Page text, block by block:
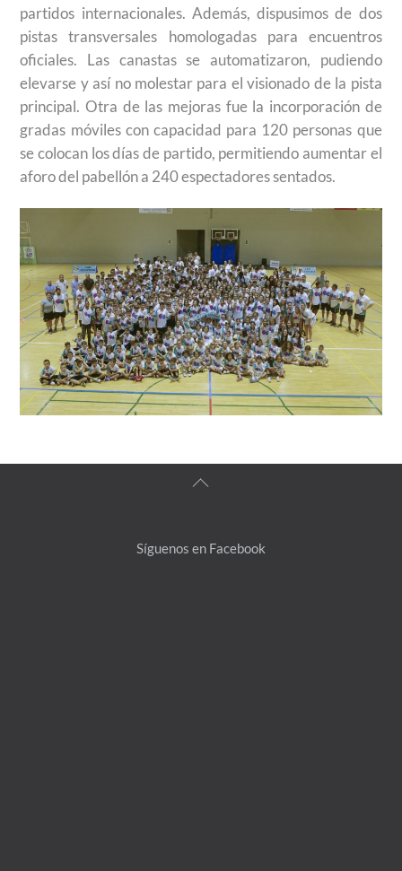
partidos internacionales. Además, dispusimos de dos
pistas transversales homologadas para encuentros
oficiales. Las canastas se automatizaron, pudiendo
elevarse y así no molestar para el visionado de la pista
principal. Otra de las mejoras fue la incorporación de
gradas móviles con capacidad para 120 personas que
se colocan los días de partido, permitiendo aumentar el
aforo del pabellón a 240 espectadores sentados.
Back
Síguenos en Facebook